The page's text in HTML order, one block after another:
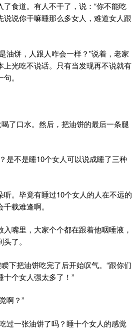
食道。有人不干了，说：“你不能吃
说你干嘛睡那么多女人，难道女人跟
油饼，人跟人咋会一样？”说着，老家
上光吃不说话。只有当发现再不说就有
。
了口水。然后，把油饼的最后一条腿
是不是睡10个女人可以说成睡了三种
。毕竟有睡过10个女人的人在不远的
载难逢啊。
嘴里，大家个个都在跟着他咽唾液，
了。
下把油饼吃完了后开始叹气。“跟你们
个女人强太多了！”
啊？”
过一张油饼了吗？睡十个女人的感觉